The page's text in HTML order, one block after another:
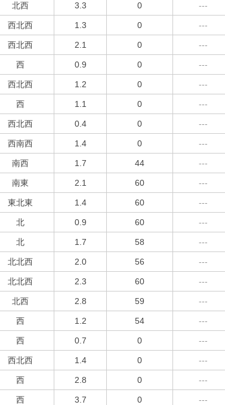
北西 3.3 0 ---
西北西 1.3 0 ---
西北西 2.1 0 ---
西 0.9 0 ---
西北西 1.2 0 ---
西 1.1 0 ---
西北西 0.4 0 ---
西南西 1.4 0 ---
南西 1.7 44 ---
南東 2.1 60 ---
東北東 1.4 60 ---
北 0.9 60 ---
北 1.7 58 ---
北北西 2.0 56 ---
北北西 2.3 60 ---
北西 2.8 59 ---
西 1.2 54 ---
西 0.7 0 ---
西北西 1.4 0 ---
西 2.8 0 ---
西 3.7 0 ---